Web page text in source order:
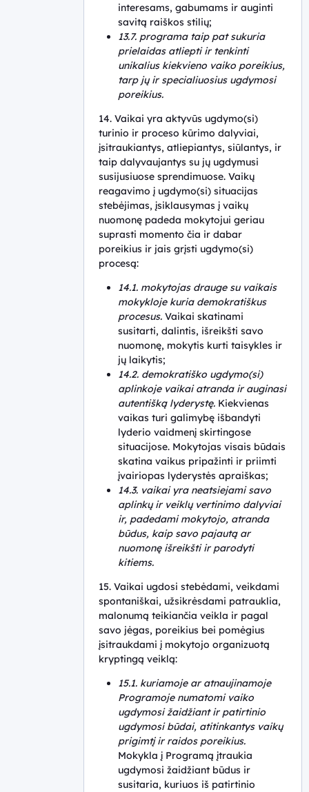
interesams, gabumams ir auginti
savitą raiškos stilių;
13.7. programa taip pat sukuria
prielaidas atliepti ir tenkinti
unikalius kiekvieno vaiko poreikius,
tarp jų ir specialiuosius ugdymosi
poreikius.
14. Vaikai yra aktyvūs ugdymo(si)
turinio ir proceso kūrimo dalyviai,
įsitraukiantys, atliepiantys, siūlantys, ir
taip dalyvaujantys su jų ugdymusi
susijusiuose sprendimuose. Vaikų
reagavimo į ugdymo(si) situacijas
stebėjimas, įsiklausymas į vaikų
nuomonę padeda mokytojui geriau
suprasti momento čia ir dabar
poreikius ir jais grįsti ugdymo(si)
procesą:
14.1. mokytojas drauge su vaikais
mokykloje kuria demokratiškus
procesus. Vaikai skatinami
susitarti, dalintis, išreikšti savo
nuomonę, mokytis kurti taisykles ir
jų laikytis;
14.2. demokratiško ugdymo(si)
aplinkoje vaikai atranda ir auginasi
autentišką lyderystę. Kiekvienas
vaikas turi galimybę išbandyti
lyderio vaidmenį skirtingose
situacijose. Mokytojas visais būdais
skatina vaikus pripažinti ir priimti
įvairiopas lyderystės apraiškas;
14.3. vaikai yra neatsiejami savo
aplinkų ir veiklų vertinimo dalyviai
ir, padedami mokytojo, atranda
būdus, kaip savo pajautą ar
nuomonę išreikšti ir parodyti
kitiems.
15. Vaikai ugdosi stebėdami, veikdami
spontaniškai, užsikrėsdami patrauklia,
malonumą teikiančia veikla ir pagal
savo jėgas, poreikius bei pomėgius
įsitraukdami į mokytojo organizuotą
kryptingą veiklą:
15.1. kuriamoje ar atnaujinamoje
Programoje numatomi vaiko
ugdymosi žaidžiant ir patirtinio
ugdymosi būdai, atitinkantys vaikų
prigimtį ir raidos poreikius.
Mokykla į Programą įtraukia
ugdymosi žaidžiant būdus ir
susitaria, kuriuos iš patirtinio